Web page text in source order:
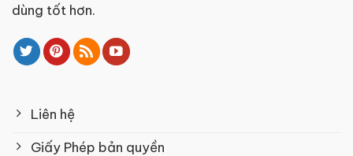
dùng tốt hơn.
Liên hệ
Giấy Phép bản quyền